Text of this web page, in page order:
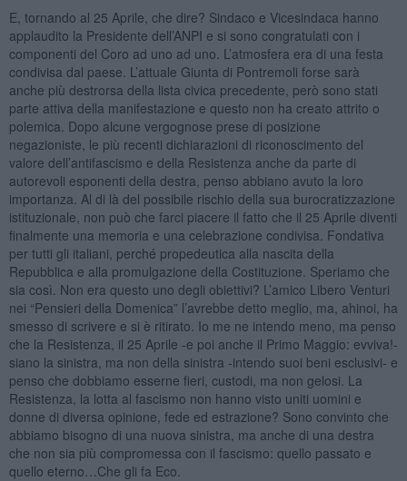
E, tornando al 25 Aprile, che dire? Sindaco e Vicesindaca hanno
applaudito la Presidente dell’ANPI e si sono congratulati con i
componenti del Coro ad uno ad uno. L’atmosfera era di una festa
condivisa dal paese. L’attuale Giunta di Pontremoli forse sarà
anche più destrorsa della lista civica precedente, però sono stati
parte attiva della manifestazione e questo non ha creato attrito o
polemica. Dopo alcune vergognose prese di posizione
negazioniste, le più recenti dichiarazioni di riconoscimento del
valore dell’antifascismo e della Resistenza anche da parte di
autorevoli esponenti della destra, penso abbiano avuto la loro
importanza. Al di là del possibile rischio della sua burocratizzazione
istituzionale, non può che farci piacere il fatto che il 25 Aprile diventi
finalmente una memoria e una celebrazione condivisa. Fondativa
per tutti gli italiani, perché propedeutica alla nascita della
Repubblica e alla promulgazione della Costituzione. Speriamo che
sia così. Non era questo uno degli obiettivi? L’amico Libero Venturi
nei “Pensieri della Domenica” l’avrebbe detto meglio, ma, ahinoi, ha
smesso di scrivere e si è ritirato. Io me ne intendo meno, ma penso
che la Resistenza, il 25 Aprile -e poi anche il Primo Maggio: evviva!-
siano la sinistra, ma non della sinistra -intendo suoi beni esclusivi- e
penso che dobbiamo esserne fieri, custodi, ma non gelosi. La
Resistenza, la lotta al fascismo non hanno visto uniti uomini e
donne di diversa opinione, fede ed estrazione? Sono convinto che
abbiamo bisogno di una nuova sinistra, ma anche di una destra
che non sia più compromessa con il fascismo: quello passato e
quello eterno…Che gli fa Eco.